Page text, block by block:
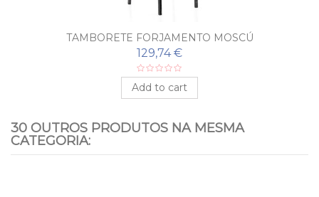
TAMBORETE FORJAMENTO MOSCÚ
129,74 €
Add to cart
30 OUTROS PRODUTOS NA MESMA
CATEGORIA: